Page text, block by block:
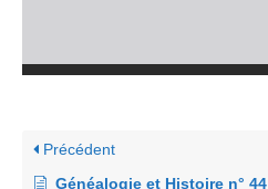
Précédent
Généalogie et Histoire n° 44